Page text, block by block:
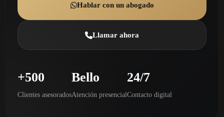
Hablar con un abogado
Llamar ahora
+500
Clientes asesorados
Bello
Atención presencial
24/7
Contacto digital